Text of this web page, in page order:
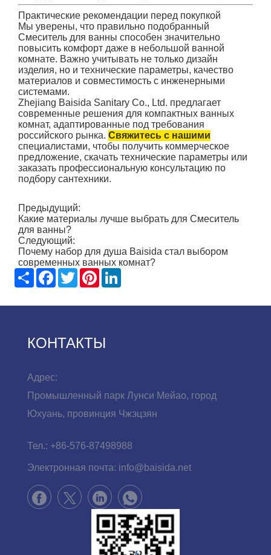
Практические рекомендации перед покупкой
Мы уверены, что правильно подобранный
Смеситель для ванны способен значительно
повысить комфорт даже в небольшой ванной
комнате. Важно учитывать не только дизайн
изделия, но и технические параметры, качество
материалов и совместимость с инженерными
системами.
Zhejiang Baisida Sanitary Co., Ltd. предлагает
современные решения для компактных ванных
комнат, адаптированные под требования
российского рынка.Свяжитесь с нашими
специалистами, чтобы получить коммерческое
предложение, скачать технические параметры или
заказать профессиональную консультацию по
подбору сантехники.
Предыдущий:
Какие материалы лучше выбрать для Смеситель
для ванны?
Следующий:
Почему набор для душа Baisida стал выбором
современных ванных комнат?
ShareFacebook
TwitterPinterest
КОНТАКТЫ
Адрес:
Промышленный парк Лунси Мейао, город
Юхуань, провинция Чжэцзян
Тел.: +86-576-87498988
Электронная почта: info@baisida.net